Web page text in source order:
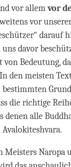
vor allemvor
vor
darauf
davor
Bedeutung,
den meisten
die richtige
alle
Naropa